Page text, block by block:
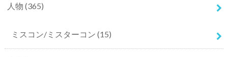
人物 (365)
ミスコン/ミスターコン (15)